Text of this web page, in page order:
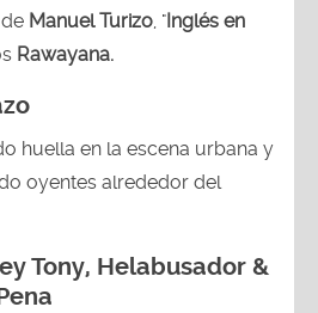
Manuel Turizo, " Inglés en
Rawayana.
huella en la escena urbana y
oyentes alrededor del
Tony, Helabusador &